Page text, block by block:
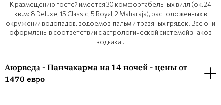
К размещению гостей имеется 30 комфортабельных вилл (ок.24
кв.м: 8 Deluxe, 15 Classic, 5 Royal, 2 Maharaja), расположенных в
окружении водопадов, водоемов, пальм и травяных грядок. Все они
оформлены в соответствии с астрологической системой знаков
зодиака .
Аюрведа - Панчакарма на 14 ночей - цены от
1470 евро